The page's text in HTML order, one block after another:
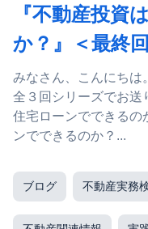
『不動産投資
か？』＜最終
みなさん、こんにちは
全３回シリーズでお送りしてお
住宅ローンでできるのか？』 ▼『不動産投資
ンでできるのか？...
ブログ 不動産実務